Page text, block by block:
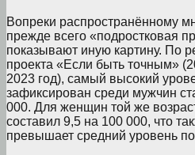
Вопреки распространённому
прежде всего «подростковая
показывают иную картину. По
проекта «Если быть точным»
2023 год), самый высокий
зафиксирован среди мужчин
000. Для женщин той же
составил 9,5 на 100 000, что
превышает средний уровень